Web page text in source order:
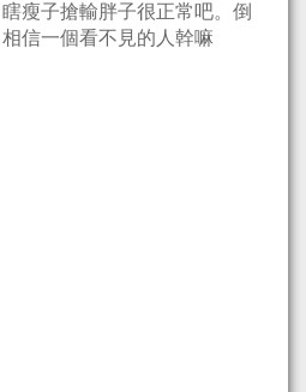
瘦子搶輸胖子很正常吧。倒
信一個看不見的人幹嘛